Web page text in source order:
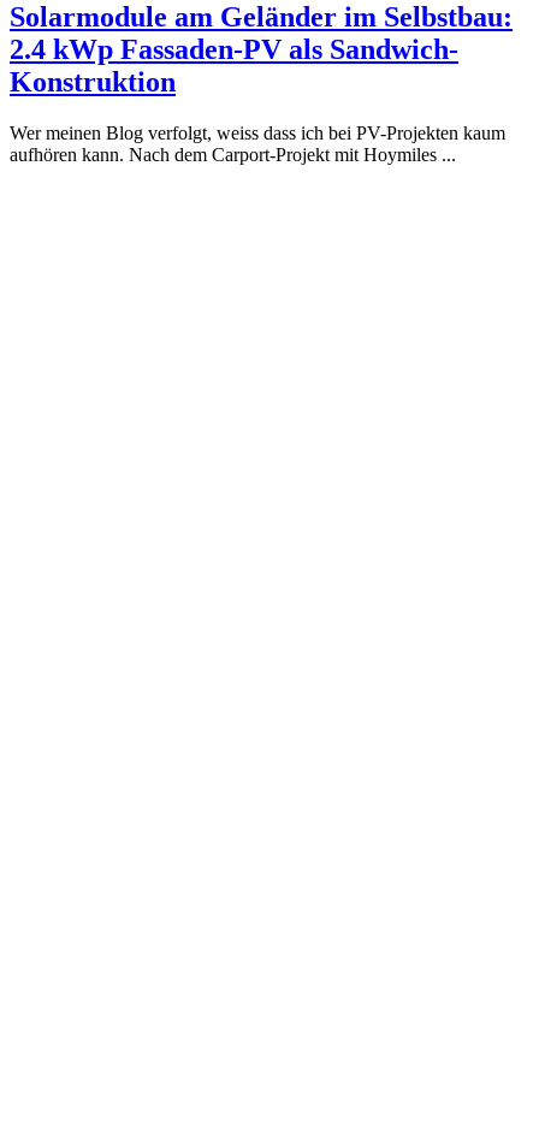
Solarmodule am Geländer im Selbstbau:
2.4 kWp Fassaden-PV als Sandwich-
Konstruktion
Wer meinen Blog verfolgt, weiss dass ich bei PV-Projekten kaum
aufhören kann. Nach dem Carport-Projekt mit Hoymiles ...